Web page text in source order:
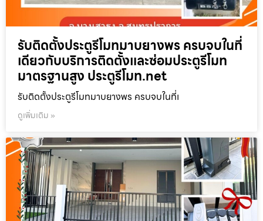
รับติดตั้งประตูรีโมทมาบยางพร ครบจบในที่
เดียวกับบริการติดตั้งและซ่อมประตูรีโมท
มาตรฐานสูง ประตูรีโมท.net
รับติดตั้งประตูรีโมทมาบยางพร ครบจบในที่เ
ดูเพิ่มเติม »